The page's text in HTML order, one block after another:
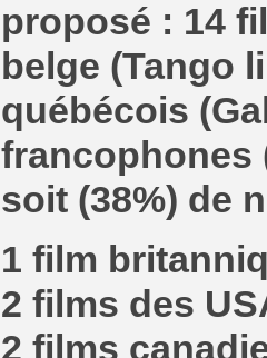
proposé : 14
belge (Tango
québécois
francophones
soit (38%) de
1 film
2 films des
2 films